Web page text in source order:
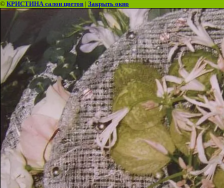
© КРИСТИНА салон цветов | Закрыть окно